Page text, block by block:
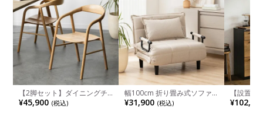
【2脚セット】ダイニングチ
ェア 木製 LUGA 肘付き チェ
ア 天然木 リビング椅子 板座
¥45,900 (税込)
幅100cm 折り畳み式ソファ
ベッド コンパクト リクライ
ニング カウチスタイル 省ス
¥31,900 (税込)
【設置
チンカウ
板 引き出